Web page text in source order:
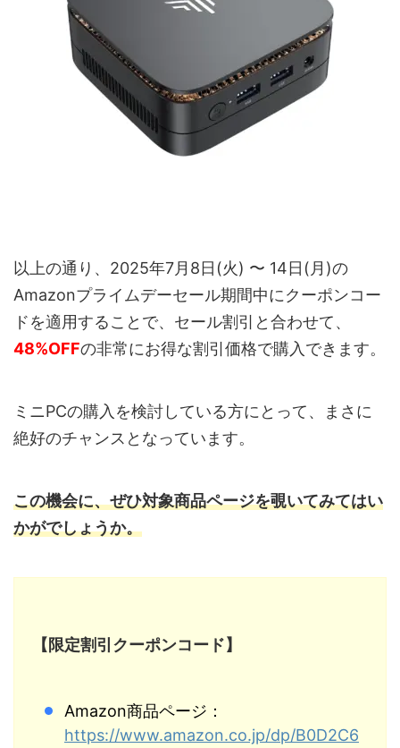
以上の通り、2025年7月8日(火) 〜 14日(月)の
Amazonプライムデーセール期間中にクーポンコー
ドを適用することで、セール割引と合わせて、
48%OFFの非常にお得な割引価格で購入できます。
ミニPCの購入を検討している方にとって、まさに
絶好のチャンスとなっています。
この機会に、ぜひ対象商品ページを覗いてみてはい
かがでしょうか。
【限定割引クーポンコード】
Amazon商品ページ：
https://www.amazon.co.jp/dp/B0D2C6